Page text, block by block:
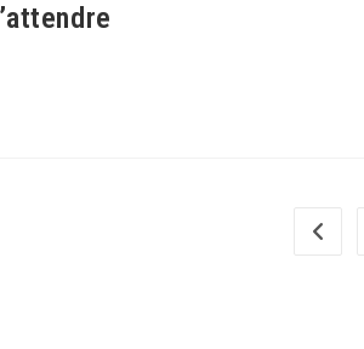
Go to